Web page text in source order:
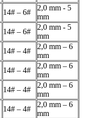
14# – 6#
2,0 mm - 5
mm
14# – 6#
2,0 mm - 5
mm
14# – 4#
2,0 mm – 6
mm
14# – 4#
2,0 mm – 6
mm
14# – 4#
2,0 mm – 6
mm
14# – 4#
2,0 mm – 6
mm